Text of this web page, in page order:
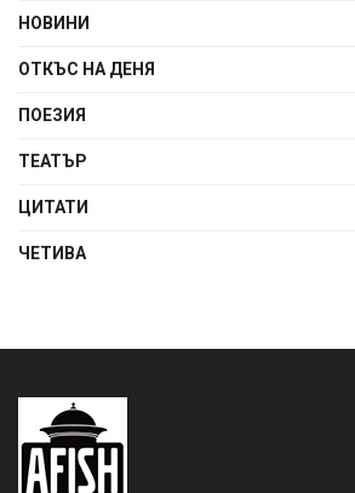
НОВИНИ
ОТКЪС НА ДЕНЯ
ПОЕЗИЯ
ТЕАТЪР
ЦИТАТИ
ЧЕТИВА